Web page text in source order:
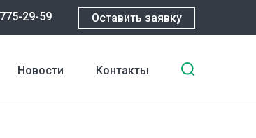
29-59 Оставить заявку
Новости Контакты